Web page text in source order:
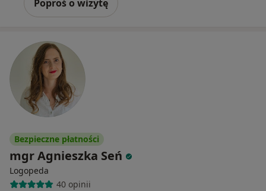
Poproś o wizytę
Bezpieczne płatności
mgr Agnieszka Seń
Logopeda
40 opinii